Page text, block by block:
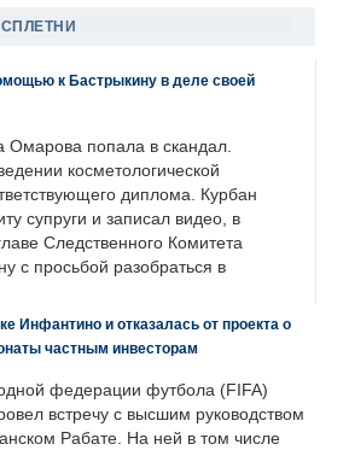
к Бастрыкину в деле своей
Омарова попала в скандал.
косметологической
диплома. Курбан
супруги и записал видео, в
Следственного Комитета
с просьбой разобраться в
Инфантино и отказалась от проекта о
частным инвесторам
федерации футбола (FIFA)
встречу с высшим руководством
Рабате. На ней в том числе